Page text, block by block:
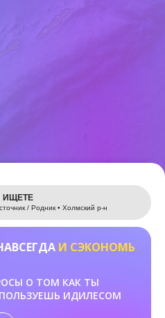
Leaflet
ИЩЕТЕ
/ Родник • Холмский р-н
И СЭКОНОМЬ
О ТОМ КАК ТЫ
ИДИЛЕСОМ